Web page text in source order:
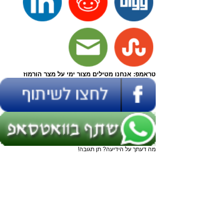
טראמפ: אנחנו מטילים מצור ימי על מצר הורמוז
מה דעתך על הידיעה? תן תגובה!